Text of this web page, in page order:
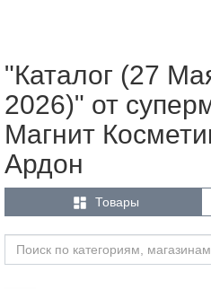
"Каталог (27
2026)" от
Магнит
Ардон
 Товары